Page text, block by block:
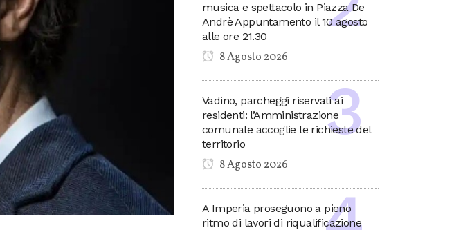
musica e spettacolo in Piazza De
Andrè Appuntamento il 10 agosto
alle ore 21.30
8 Agosto 2026
Vadino, parcheggi riservati ai
residenti: l’Amministrazione
comunale accoglie le richieste del
territorio
8 Agosto 2026
A Imperia proseguono a pieno
ritmo di lavori di riqualificazione